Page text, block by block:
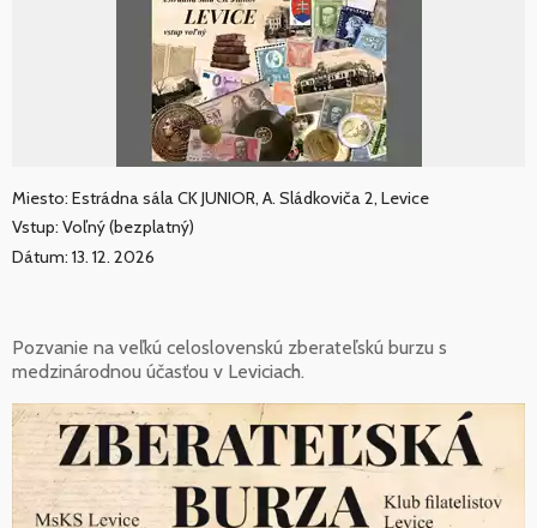
Miesto: Estrádna sála CK JUNIOR, A. Sládkoviča 2, Levice
Vstup: Voľný (bezplatný)
Dátum: 13. 12. 2026
Pozvanie na veľkú celoslovenskú zberateľskú burzu s
medzinárodnou účasťou v Leviciach.